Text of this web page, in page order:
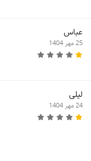
عباس
25 مهر 1404
لیلی
24 مهر 1404